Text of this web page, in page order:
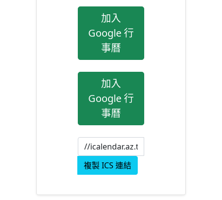
加入
Google 行
事曆
加入
Google 行
事曆
複製 ICS 連結